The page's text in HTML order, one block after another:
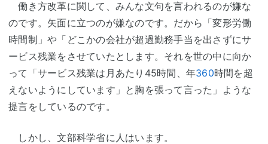
働き方改革に関して、みんな文句を言われるのが嫌な
のです。矢面に立つのが嫌なのです。だから「変形労働
時間制」や「どこかの会社が超過勤務手当を出さずにサ
ービス残業をさせていたとします。それを世の中に向か
って「サービス残業は月あたり45時間、年360時間を超
えないようにしています」と胸を張って言った」ような
提言をしているのです。
しかし、文部科学省に人はいます。